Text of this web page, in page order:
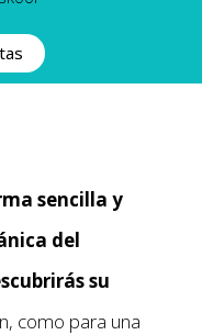
sencilla y
del
su
como para una